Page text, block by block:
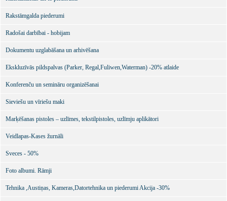
Rakstāmgalda piederumi
Radošai darbībai - hobijam
Dokumentu uzglabāšana un arhivēšana
Ekskluzīvās pildspalvas (Parker, Regal,Fuliwen,Waterman) -20% atlaide
Konferenču un semināru organizēšanai
Sieviešu un vīriešu maki
Marķēšanas pistoles – uzlīmes, tekstilpistoles, uzlīmju aplikātori
Veidlapas-Kases žurnāli
Sveces - 50%
Foto albumi. Rāmji
Tehnika ,Austiņas, Kameras,Datortehnika un piederumi Akcija -30%